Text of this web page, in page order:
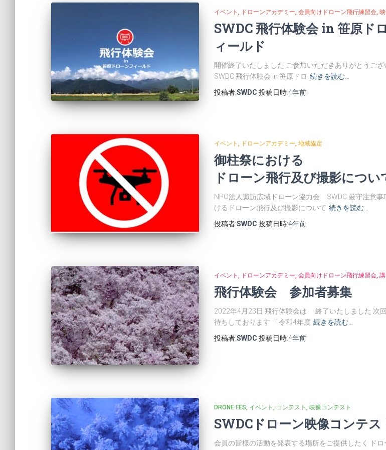
イベント ドローンアカデミー 会員向けドローン飛行練習会
SWDC 飛行体験会 in 笹原ド
ィールド
開催終了いたしました ご参加いただきありがとうござ
SWDC 飛行体験会 in 笹原ドロ 続きを読む…
投稿者:SWDC 投稿日時:4年前
イベント ドローンアカデミー 地域協定
御柱祭における
ドローン飛行及び撮影につい
NPO法人諏訪広域ドローン協力会 SWDC 厳守注意事
けるドローン飛行及び撮影について 続きを読む…
投稿者:SWDC 投稿日時:4年前
イベント ドローンアカデミー 会員向けドローン飛行練習会
飛行体験会 参加者募集
2022年4月23日 飛行体験会は 終了いたしました 次
待ちしております 「令和4年度 続きを読む…
投稿者:SWDC 投稿日時:4年前
DRONE FES イベント コンテスト 映像コンテスト
SWDCドローン映像コンテ
会員の皆様の活動を発表する場所をご提供したく ドロ